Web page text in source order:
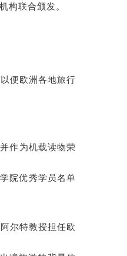
构联合颁发。
便欧洲各地旅行
作为机载读物荣
院优秀学员名单
尔特教授担任欧